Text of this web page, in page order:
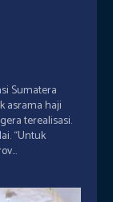
Sumatera
asrama haji
terealisasi.
“Untuk